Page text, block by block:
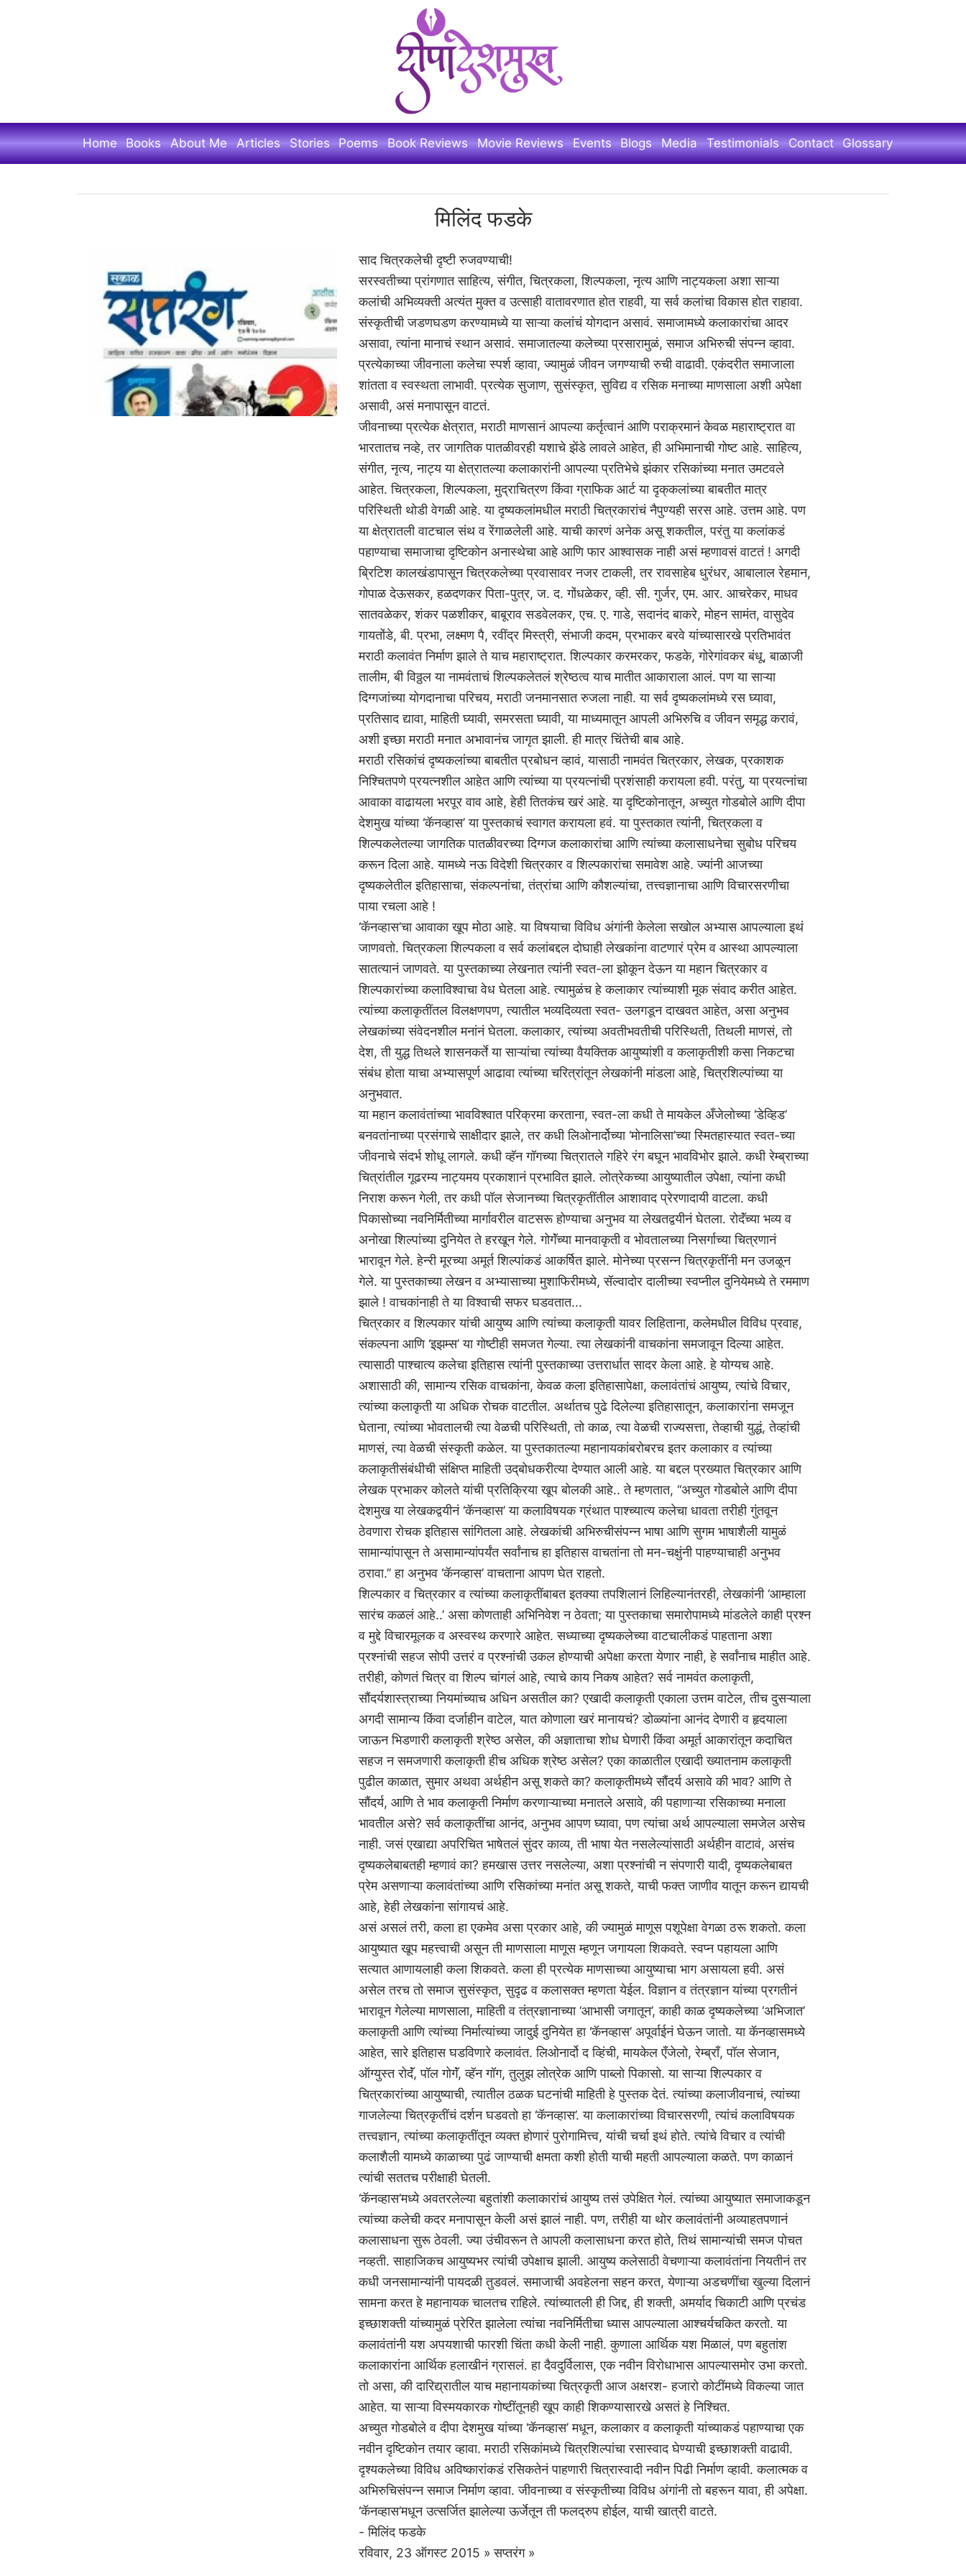
Home Books About Me Articles Stories Poems Book Reviews Movie Reviews Events Blogs Media Testimonials Contact Glossary
मिलिंद फडके
मिलिंद
फडके
साद चित्रकलेची दृष्टी रुजवण्याची!
सरस्वतीच्या प्रांगणात साहित्य, संगीत, चित्रकला, शिल्पकला, नृत्य आणि नाट्यकला अशा साऱ्या
कलांची अभिव्यक्ती अत्यंत मुक्त व उत्साही वातावरणात होत राहवी, या सर्व कलांचा विकास होत राहावा.
संस्कृतीची जडणघडण करण्यामध्ये या साऱ्या कलांचं योगदान असावं. समाजामध्ये कलाकारांचा आदर
असावा, त्यांना मानाचं स्थान असावं. समाजातल्या कलेच्या प्रसारामुळं, समाज अभिरुची संपन्न व्हावा.
प्रत्येकाच्या जीवनाला कलेचा स्पर्श व्हावा, ज्यामुळं जीवन जगण्याची रुची वाढावी. एकंदरीत समाजाला
शांतता व स्वस्थता लाभावी. प्रत्येक सुजाण, सुसंस्कृत, सुविद्य व रसिक मनाच्या माणसाला अशी अपेक्षा
असावी, असं मनापासून वाटतं.
जीवनाच्या प्रत्येक क्षेत्रात, मराठी माणसानं आपल्या कर्तृत्वानं आणि पराक्रमानं केवळ महाराष्ट्रात वा
भारतातच नव्हे, तर जागतिक पातळीवरही यशाचे झेंडे लावले आहेत, ही अभिमानाची गोष्ट आहे. साहित्य,
संगीत, नृत्य, नाट्य या क्षेत्रातल्या कलाकारांनी आपल्या प्रतिभेचे झंकार रसिकांच्या मनात उमटवले
आहेत. चित्रकला, शिल्पकला, मुद्राचित्रण किंवा ग्राफिक आर्ट या दृक्‌कलांच्या बाबतीत मात्र
परिस्थिती थोडी वेगळी आहे. या दृष्यकलांमधील मराठी चित्रकारांचं नैपुण्यही सरस आहे. उत्तम आहे. पण
या क्षेत्रातली वाटचाल संथ व रेंगाळलेली आहे. याची कारणं अनेक असू शकतील, परंतु या कलांकडं
पहाण्याचा समाजाचा दृष्टिकोन अनास्थेचा आहे आणि फार आश्‍वासक नाही असं म्हणावसं वाटतं ! अगदी
ब्रिटिश कालखंडापासून चित्रकलेच्या प्रवासावर नजर टाकली, तर रावसाहेब धुरंधर, आबालाल रेहमान,
गोपाळ देऊसकर, हळदणकर पिता-पुत्र, ज. द. गोंधळेकर, व्ही. सी. गुर्जर, एम. आर. आचरेकर, माधव
सातवळेकर, शंकर पळशीकर, बाबूराव सडवेलकर, एच. ए. गाडे, सदानंद बाकरे, मोहन सामंत, वासुदेव
गायतोंडे, बी. प्रभा, लक्ष्मण पै, रवींद्र मिस्त्री, संभाजी कदम, प्रभाकर बरवे यांच्यासारखे प्रतिभावंत
मराठी कलावंत निर्माण झाले ते याच महाराष्ट्रात. शिल्पकार करमरकर, फडके, गोरेगांवकर बंधू, बाळाजी
तालीम, बी विठ्ठल या नामवंताचं शिल्पकलेतलं श्रेष्ठत्व याच मातीत आकाराला आलं. पण या साऱ्या
दिग्गजांच्या योगदानाचा परिचय, मराठी जनमानसात रुजला नाही. या सर्व दृष्यकलांमध्ये रस घ्यावा,
प्रतिसाद द्यावा, माहिती घ्यावी, समरसता घ्यावी, या माध्यमातून आपली अभिरुचि व जीवन समृद्ध करावं,
अशी इच्छा मराठी मनात अभावानंच जागृत झाली. ही मात्र चिंतेची बाब आहे.
मराठी रसिकांचं दृष्यकलांच्या बाबतीत प्रबोधन व्हावं, यासाठी नामवंत चित्रकार, लेखक, प्रकाशक
निश्‍चितपणे प्रयत्नशील आहेत आणि त्यांच्या या प्रयत्नांची प्रशंसाही करायला हवी. परंतु, या प्रयत्नांचा
आवाका वाढायला भरपूर वाव आहे, हेही तितकंच खरं आहे. या दृष्टिकोनातून, अच्युत गोडबोले आणि दीपा
देशमुख यांच्या ‘कॅनव्हास’ या पुस्तकाचं स्वागत करायला हवं. या पुस्तकात त्यांनी, चित्रकला व
शिल्पकलेतल्या जागतिक पातळीवरच्या दिग्गज कलाकारांचा आणि त्यांच्या कलासाधनेचा सुबोध परिचय
करून दिला आहे. यामध्ये नऊ विदेशी चित्रकार व शिल्पकारांचा समावेश आहे. ज्यांनी आजच्या
दृष्यकलेतील इतिहासाचा, संकल्पनांचा, तंत्रांचा आणि कौशल्यांचा, तत्त्वज्ञानाचा आणि विचारसरणीचा
पाया रचला आहे !
‘कॅनव्हास’चा आवाका खूप मोठा आहे. या विषयाचा विविध अंगांनी केलेला सखोल अभ्यास आपल्याला इथं
जाणवतो. चित्रकला शिल्पकला व सर्व कलांबद्दल दोघाही लेखकांना वाटणारं प्रेम व आस्था आपल्याला
सातत्यानं जाणवते. या पुस्तकाच्या लेखनात त्यांनी स्वत-ला झोकून देऊन या महान चित्रकार व
शिल्पकारांच्या कलाविश्‍वाचा वेध घेतला आहे. त्यामुळंच हे कलाकार त्यांच्याशी मूक संवाद करीत आहेत.
त्यांच्या कलाकृतींतल विलक्षणपण, त्यातील भव्यदिव्यता स्वत- उलगडून दाखवत आहेत, असा अनुभव
लेखकांच्या संवेदनशील मनांनं घेतला. कलाकार, त्यांच्या अवतीभवतीची परिस्थिती, तिथली माणसं, तो
देश, ती युद्ध तिथले शासनकर्ते या साऱ्यांचा त्यांच्या वैयक्तिक आयुष्यांशी व कलाकृतीशी कसा निकटचा
संबंध होता याचा अभ्यासपूर्ण आढावा त्यांच्या चरित्रांतून लेखकांनी मांडला आहे, चित्रशिल्पांच्या या
अनुभवात.
या महान कलावंतांच्या भावविश्‍वात परिक्रमा करताना, स्वत-ला कधी ते मायकेल अँजेलोच्या ‘डेव्हिड’
बनवतांनाच्या प्रसंगाचे साक्षीदार झाले, तर कधी लिओनार्दोच्या ‘मोनालिसा’च्या स्मितहास्यात स्वत-च्या
जीवनाचे संदर्भ शोधू लागले. कधी व्हॅन गॉगच्या चित्रातले गहिरे रंग बघून भावविभोर झाले. कधी रेम्ब्राच्या
चित्रांतील गूढरम्य नाट्यमय प्रकाशानं प्रभावित झाले. लोत्रेकच्या आयुष्यातील उपेक्षा, त्यांना कधी
निराश करून गेली, तर कधी पॉल सेजानच्या चित्रकृतींतील आशावाद प्रेरणादायी वाटला. कधी
पिकासोच्या नवनिर्मितीच्या मार्गावरील वाटसरू होण्याचा अनुभव या लेखतद्वयीनं घेतला. रोदॅंच्या भव्य व
अनोखा शिल्पांच्या दुनियेत ते हरखून गेले. गोगॅंच्या मानवाकृती व भोवतालच्या निसर्गाच्या चित्रणानं
भारावून गेले. हेन्‍री मूरच्या अमूर्त शिल्पांकडं आकर्षित झाले. मोनेच्या प्रसन्न चित्रकृतींनी मन उजळून
गेले. या पुस्तकाच्या लेखन व अभ्यासाच्या मुशाफिरीमध्ये, सॅल्वादोर दालीच्या स्वप्नील दुनियेमध्ये ते रममाण
झाले ! वाचकांनाही ते या विश्‍वाची सफर घडवतात...
चित्रकार व शिल्पकार यांची आयुष्य आणि त्यांच्या कलाकृती यावर लिहिताना, कलेमधील विविध प्रवाह,
संकल्पना आणि ‘इझम्स’ या गोष्टीही समजत गेल्या. त्या लेखकांनी वाचकांना समजावून दिल्या आहेत.
त्यासाठी पाश्‍चात्य कलेचा इतिहास त्यांनी पुस्तकाच्या उत्तरार्धात सादर केला आहे. हे योग्यच आहे.
अशासाठी की, सामान्य रसिक वाचकांना, केवळ कला इतिहासापेक्षा, कलावंतांचं आयुष्य, त्यांचे विचार,
त्यांच्या कलाकृती या अधिक रोचक वाटतील. अर्थातच पुढे दिलेल्या इतिहासातून, कलाकारांना समजून
घेताना, त्यांच्या भोवतालची त्या वेळची परिस्थिती, तो काळ, त्या वेळची राज्यसत्ता, तेव्हाची युद्धं, तेव्हांची
माणसं, त्या वेळची संस्कृती कळेल. या पुस्तकातल्या महानायकांबरोबरच इतर कलाकार व त्यांच्या
कलाकृतीसंबंधीची संक्षिप्त माहिती उद्‌बोधकरीत्या देण्यात आली आहे. या बद्दल प्रख्यात चित्रकार आणि
लेखक प्रभाकर कोलते यांची प्रतिक्रिया खूप बोलकी आहे.. ते म्हणतात, ‘‘अच्युत गोडबोले आणि दीपा
देशमुख या लेखकद्वयीनं ‘कॅनव्हास’ या कलाविषयक ग्रंथात पाश्‍च्यात्य कलेचा धावता तरीही गुंतवून
ठेवणारा रोचक इतिहास सांगितला आहे. लेखकांची अभिरुचीसंपन्न भाषा आणि सुगम भाषाशैली यामुळं
सामान्यांपासून ते असामान्यांपर्यंत सर्वांनाच हा इतिहास वाचतांना तो मन-चक्षुंनी पाहण्याचाही अनुभव
ठरावा.’’ हा अनुभव ‘कॅनव्हास’ वाचताना आपण घेत राहतो.
शिल्पकार व चित्रकार व त्यांच्या कलाकृतींबाबत इतक्‍या तपशिलानं लिहिल्यानंतरही, लेखकांनी ‘आम्हाला
सारंच कळलं आहे..’ असा कोणताही अभिनिवेश न ठेवता; या पुस्तकाचा समारोपामध्ये मांडलेले काही प्रश्‍न
व मुद्दे विचारमूलक व अस्वस्थ करणारे आहेत. सध्याच्या दृष्यकलेच्या वाटचालीकडं पाहताना अशा
प्रश्‍नांची सहज सोपी उत्तरं व प्रश्‍नांची उकल होण्याची अपेक्षा करता येणार नाही, हे सर्वांनाच माहीत आहे.
तरीही, कोणतं चित्र वा शिल्प चांगलं आहे, त्याचे काय निकष आहेत? सर्व नामवंत कलाकृती,
सौंदर्यशास्त्राच्या नियमांच्याच अधिन असतील का? एखादी कलाकृती एकाला उत्तम वाटेल, तीच दुसऱ्याला
अगदी सामान्य किंवा दर्जाहीन वाटेल, यात कोणाला खरं मानायचं? डोळ्यांना आनंद देणारी व हृदयाला
जाऊन भिडणारी कलाकृती श्रेष्ठ असेल, की अज्ञाताचा शोध घेणारी किंवा अमूर्त आकारांतून कदाचित
सहज न समजणारी कलाकृती हीच अधिक श्रेष्ठ असेल? एका काळातील एखादी ख्यातनाम कलाकृती
पुढील काळात, सुमार अथवा अर्थहीन असू शकते का? कलाकृतीमध्ये सौंदर्य असावे की भाव? आणि ते
सौंदर्य, आणि ते भाव कलाकृती निर्माण करणाऱ्याच्या मनातले असावे, की पहाणाऱ्या रसिकाच्या मनाला
भावतील असे? सर्व कलाकृतींचा आनंद, अनुभव आपण घ्यावा, पण त्यांचा अर्थ आपल्याला समजेल असेच
नाही. जसं एखाद्या अपरिचित भाषेतलं सुंदर काव्य, ती भाषा येत नसलेल्यांसाठी अर्थहीन वाटावं, असंच
दृष्यकलेबाबतही म्हणावं का? हमखास उत्तर नसलेल्या, अशा प्रश्‍नांची न संपणारी यादी, दृष्यकलेबाबत
प्रेम असणाऱ्या कलावंतांच्या आणि रसिकांच्या मनांत असू शकते, याची फक्त जाणीव यातून करून द्यायची
आहे, हेही लेखकांना सांगायचं आहे.
असं असलं तरी, कला हा एकमेव असा प्रकार आहे, की ज्यामुळं माणूस पशूपेक्षा वेगळा ठरू शकतो. कला
आयुष्यात खूप महत्त्वाची असून ती माणसाला माणूस म्हणून जगायला शिकवते. स्वप्न पहायला आणि
सत्यात आणायलाही कला शिकवते. कला ही प्रत्येक माणसाच्या आयुष्याचा भाग असायला हवी. असं
असेल तरच तो समाज सुसंस्कृत, सुदृढ व कलासक्त म्हणता येईल. विज्ञान व तंत्रज्ञान यांच्या प्रगतीनं
भारावून गेलेल्या माणसाला, माहिती व तंत्रज्ञानाच्या ‘आभासी जगातून’, काही काळ दृष्यकलेच्या ‘अभिजात’
कलाकृती आणि त्यांच्या निर्मात्यांच्या जादुई दुनियेत हा ‘कॅनव्हास’ अपूर्वाईनं घेऊन जातो. या कॅनव्हासमध्ये
आहेत, सारे इतिहास घडविणारे कलावंत. लिओनार्दो द व्हिंची, मायकेल एँजेलो, रेम्ब्राँ, पॉल सेजान,
ऑग्युस्त रोदॅं, पॉल गोगॅं, व्हॅन गॉग, तुलुझ लोत्रेक आणि पाब्लो पिकासो. या साऱ्या शिल्पकार व
चित्रकारांच्या आयुष्याची, त्यातील ठळक घटनांची माहिती हे पुस्तक देतं. त्यांच्या कलाजीवनाचं, त्यांच्या
गाजलेल्या चित्रकृतींचं दर्शन घडवतो हा ‘कॅनव्हास’. या कलाकारांच्या विचारसरणी, त्यांचं कलाविषयक
तत्त्वज्ञान, त्यांच्या कलाकृतींतून व्यक्त होणारं पुरोगामित्त्व, यांची चर्चा इथं होते. त्यांचे विचार व त्यांची
कलाशैली यामध्ये काळाच्या पुढं जाण्याची क्षमता कशी होती याची महती आपल्याला कळते. पण काळानं
त्यांची सततच परीक्षाही घेतली.
‘कॅनव्हास’मध्ये अवतरलेल्या बहुतांशी कलाकारांचं आयुष्य तसं उपेक्षित गेलं. त्यांच्या आयुष्यात समाजाकडून
त्यांच्या कलेची कदर मनापासून केली असं झालं नाही. पण, तरीही या थोर कलावंतांनी अव्याहतपणानं
कलासाधना सुरू ठेवली. ज्या उंचीवरून ते आपली कलासाधना करत होते, तिथं सामान्यांची समज पोचत
नव्हती. साहाजिकच आयुष्यभर त्यांची उपेक्षाच झाली. आयुष्य कलेसाठी वेचणाऱ्या कलावंतांना नियतीनं तर
कधी जनसामान्यांनी पायदळी तुडवलं. समाजाची अवहेलना सहन करत, येणाऱ्या अडचणींचा खुल्या दिलानं
सामना करत हे महानायक चालतच राहिले. त्यांच्यातली ही जिद्द, ही शक्ती, अमर्याद चिकाटी आणि प्रचंड
इच्छाशक्ती यांच्यामुळं प्रेरित झालेला त्यांचा नवनिर्मितीचा ध्यास आपल्याला आश्‍चर्यचकित करतो. या
कलावंतांनी यश अपयशाची फारशी चिंता कधी केली नाही. कुणाला आर्थिक यश मिळालं, पण बहुतांश
कलाकारांना आर्थिक हलाखीनं ग्रासलं. हा दैवदुर्विलास, एक नवीन विरोधाभास आपल्यासमोर उभा करतो.
तो असा, की दारिद्य्रातील याच महानायकांच्या चित्रकृती आज अक्षरश- हजारो कोटींमध्ये विकल्या जात
आहेत. या साऱ्या विस्मयकारक गोष्टींतूनही खूप काही शिकण्यासारखे असतं हे निश्‍चित.
अच्युत गोडबोले व दीपा देशमुख यांच्या ‘कॅनव्हास’ मधून, कलाकार व कलाकृती यांच्याकडं पहाण्याचा एक
नवीन दृष्टिकोन तयार व्हावा. मराठी रसिकांमध्ये चित्रशिल्पांचा रसास्वाद घेण्याची इच्छाशक्ती वाढावी.
दृश्‍यकलेच्या विविध अविष्कारांकडं रसिकतेनं पाहणारी चित्रास्वादी नवीन पिढी निर्माण व्हावी. कलात्मक व
अभिरुचिसंपन्न समाज निर्माण व्हावा. जीवनाच्या व संस्कृतीच्या विविध अंगांनी तो बहरून यावा, ही अपेक्षा.
‘कॅनव्हास’मधून उत्सर्जित झालेल्या ऊर्जेतून ती फलद्रुप होईल, याची खात्री वाटते.
- मिलिंद फडके
रविवार, 23 ऑगस्ट 2015 » सप्तरंग »